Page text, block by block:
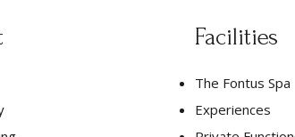
Facilities
The Fontus Spa
Experiences